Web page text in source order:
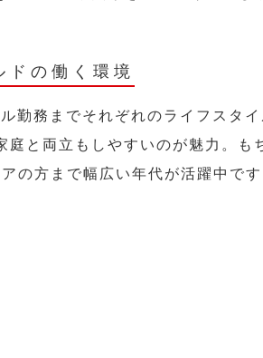
ドの働く環境
勤務までそれぞれのライフスタ
と両立もしやすいのが魅力。も
の方まで幅広い年代が活躍中です